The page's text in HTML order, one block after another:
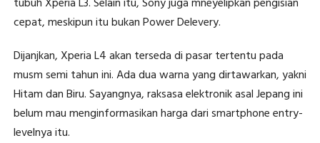
cepat, meskipun itu bukan Power Delevery.
Dijanjkan, Xperia L4 akan terseda di pasar tertentu pada
musm semi tahun ini. Ada dua warna yang dirtawarkan, yakni
Hitam dan Biru. Sayangnya, raksasa elektronik asal Jepang ini
belum mau menginformasikan harga dari smartphone entry-
levelnya itu.